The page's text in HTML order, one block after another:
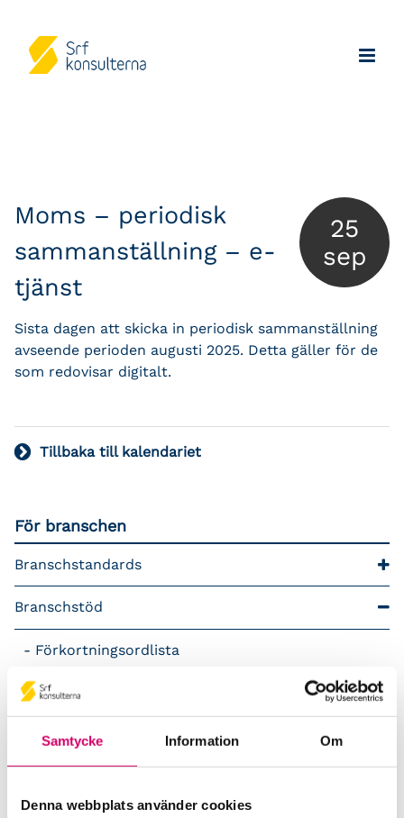
Samtycke Information Om
Denna webbplats använder cookies
25
sep
Moms – periodisk
sammanställning – e-
tjänst
Sista dagen att skicka in periodisk sammanställning
avseende perioden augusti 2025. Detta gäller för de
som redovisar digitalt.
Tillbaka till kalendariet
För branschen
Branschstandards
Branschstöd
Förkortningsordlista
Kommunikationsstöd – Snacka lön
LAP – Svensk Löneartsplan